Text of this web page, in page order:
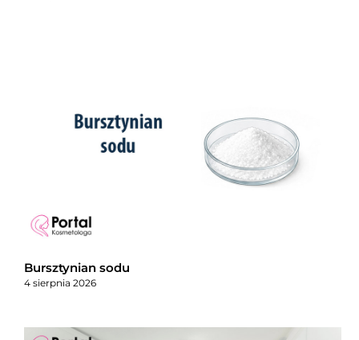
Bursztynian sodu
4 sierpnia 2026